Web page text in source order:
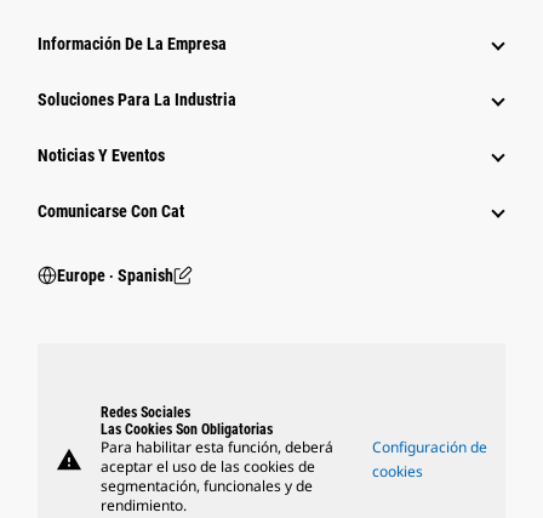
Información De La Empresa
Soluciones Para La Industria
Noticias Y Eventos
Comunicarse Con Cat
Europe ‧ Spanish
warning
Redes Sociales
Las Cookies Son Obligatorias
Para habilitar esta función, deberá
aceptar el uso de las cookies de
segmentación, funcionales y de
rendimiento.
Configuración de
cookies